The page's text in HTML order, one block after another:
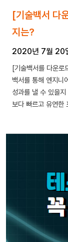
[기술백서 다
지는?
2020년 7월 20
[기술백서를 다운
백서를 통해 엔지니
성과를 낼 수 있을
보다 빠르고 유연한